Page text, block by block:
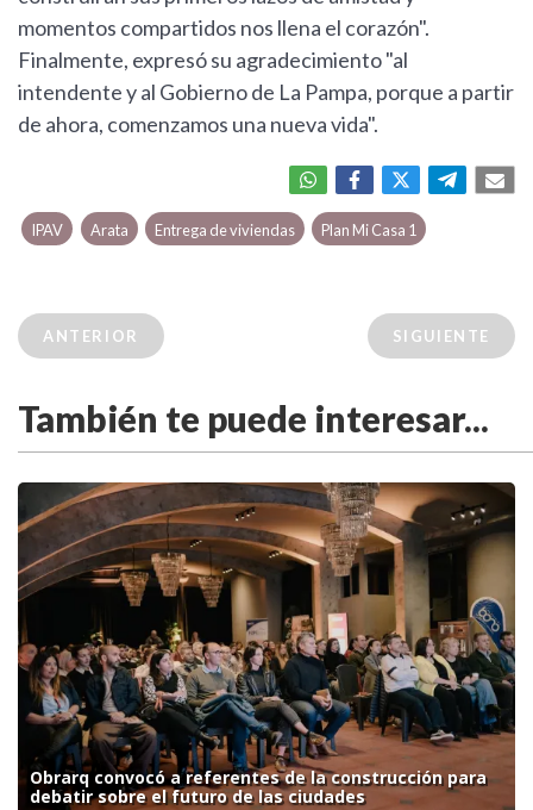
momentos compartidos nos llena el corazón".
Finalmente, expresó su agradecimiento "al
intendente y al Gobierno de La Pampa, porque a partir
de ahora, comenzamos una nueva vida".
IPAV Arata Entrega de viviendas Plan Mi Casa 1
ANTERIOR SIGUIENTE
También te puede interesar...
Obrarq convocó a referentes de la construcción para
debatir sobre el futuro de las ciudades